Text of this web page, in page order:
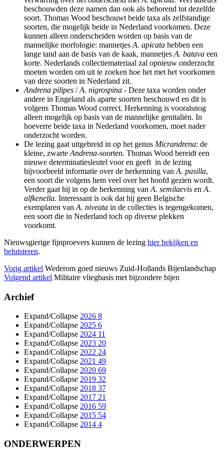
beschouwden deze namen dan ook als behorend tot dezelfde
soort. Thomas Wood beschouwt beide taxa als zelfstandige
soorten, die mogelijk beide in Nederland voorkomen. Deze
kunnen alleen onderscheiden worden op basis van de
mannelijke morfologie: mannetjes A. apicata hebben een
lange tand aan de basis van de kaak, mannetjes A. batava een
korte. Nederlands collectiemateriaal zal opnieuw onderzocht
moeten worden om uit te zoeken hoe het met het voorkomen
van deze soorten in Nederland zit.
Andrena pilipes /A. nigrospina - Deze taxa worden onder
andere in Engeland als aparte soorten beschouwd en dit is
volgens Thomas Wood correct. Herkenning is vooralsnog
alleen mogelijk op basis van de mannelijke genitaliën. In
hoeverre beide taxa in Nederland voorkomen, moet nader
onderzocht worden.
De lezing gaat uitgebreid in op het genus Micrandrena: de
kleine, zwarte Andrena-soorten. Thomas Wood bereidt een
nieuwe determinatiesleutel voor en geeft in de lezing
bijvoorbeeld informatie over de herkenning van A. pusilla,
een soort die volgens hem veel over het hoofd gezien wordt.
Verder gaat hij in op de herkenning van A. semilaevis en A.
alfkenella. Interessant is ook dat hij geen Belgische
exemplaren van A. niveata in de collecties is tegengekomen,
een soort die in Nederland toch op diverse plekken
voorkomt.
Nieuwsgierige fijnproevers kunnen de lezing hier bekijken en
beluisteren.
Vorig artikel Wederom goed nieuws Zuid-Hollands Bijenlandschap
Volgend artikel Militaire vliegbasis met bijzondere bijen
Archief
Expand/Collapse 2026 8
Expand/Collapse 2025 6
Expand/Collapse 2024 11
Expand/Collapse 2023 20
Expand/Collapse 2022 24
Expand/Collapse 2021 49
Expand/Collapse 2020 69
Expand/Collapse 2019 32
Expand/Collapse 2018 37
Expand/Collapse 2017 21
Expand/Collapse 2016 59
Expand/Collapse 2015 54
Expand/Collapse 2014 4
ONDERWERPEN